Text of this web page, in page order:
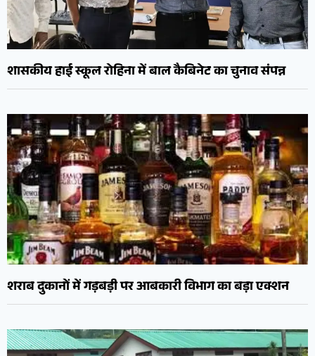
शासकीय हाई स्कूल रोहिना में बाल कैबिनेट का चुनाव संपन्न
शराब दुकानों में गड़बड़ी पर आबकारी विभाग का बड़ा एक्शन